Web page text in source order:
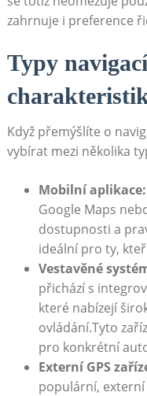
zahrnuje i preference
Typy
Když přemýšlíte o
vybírat ⁣mezi několika
Mobilní aplikace:
Google Maps
dostupnosti a
ideální⁣ pro ty,
Vestavěné
přichází s
které nabízejí
ovládání.Tyto
pro konkrétní
Externí GPS
populární,